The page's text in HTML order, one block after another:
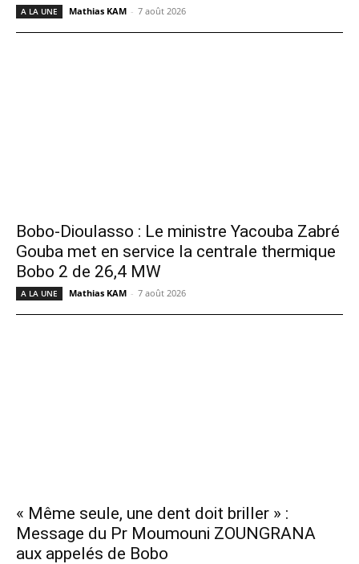
A LA UNE Mathias KAM - 7 août 2026
Bobo-Dioulasso : Le ministre Yacouba Zabré
Gouba met en service la centrale thermique
Bobo 2 de 26,4 MW
A LA UNE Mathias KAM - 7 août 2026
« Même seule, une dent doit briller » :
Message du Pr Moumouni ZOUNGRANA
aux appelés de Bobo